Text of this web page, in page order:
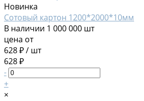
Новинка
Сотовый картон 1200*2000*10мм
В наличии 1 000 000 шт
цена от
628 ₽/ шт
628 ₽
-
+
×